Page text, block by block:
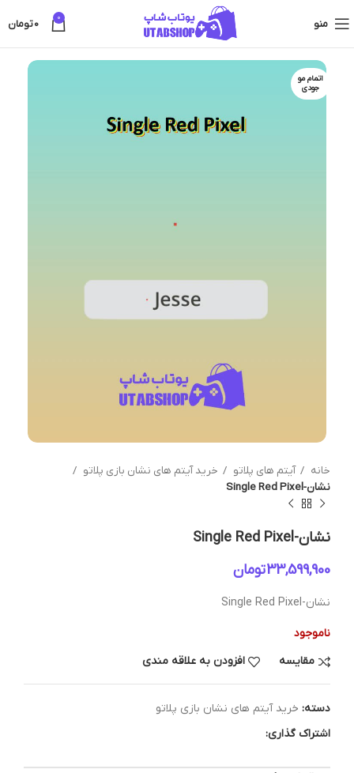
منو 0
0تومان
اتمام مو
جودی
خانه آیتم های پلاتو
خرید آیتم های نشان بازی پلاتو
نشان-Single Red Pixel
نشان-Single Red Pixel
تومان
نشان-Single Red Pixel
ناموجود
مقایسه
افزودن به علاقه مندی
دسته: خرید آیتم های نشان بازی پلاتو
اشتراک گذاری: